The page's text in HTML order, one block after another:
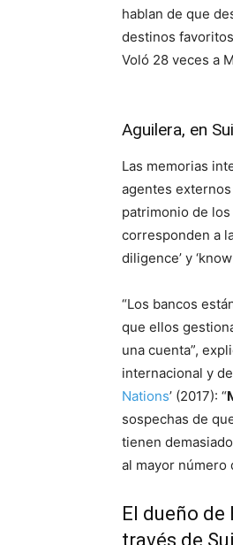
hablan de que
destinos
Voló 28 veces a
Aguilera, en
Las memorias
agentes
patrimonio de
corresponden a
diligence’ y
“Los bancos
que ellos
una cuenta”,
internacional y
Nations’ (2017): “
sospechas de
tienen
al mayor número
El dueño de
través de